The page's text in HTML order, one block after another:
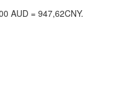
AUD = 947,62CNY.